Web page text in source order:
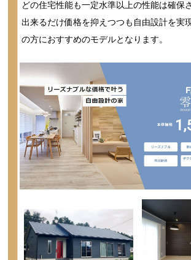
どの住宅性能も一定水準以上の性能は確保
出来るだけ価格を抑えつつも自由設計を実
の方におすすめのモデルとなります。